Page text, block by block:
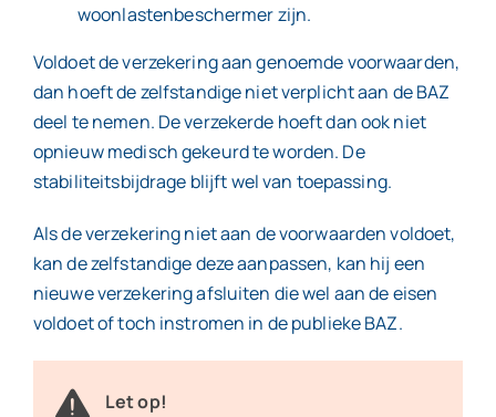
woonlastenbeschermer zijn.
Voldoet de verzekering aan genoemde voorwaarden,
dan hoeft de zelfstandige niet verplicht aan de BAZ
deel te nemen. De verzekerde hoeft dan ook niet
opnieuw medisch gekeurd te worden. De
stabiliteitsbijdrage blijft wel van toepassing.
Als de verzekering niet aan de voorwaarden voldoet,
kan de zelfstandige deze aanpassen, kan hij een
nieuwe verzekering afsluiten die wel aan de eisen
voldoet of toch instromen in de publieke BAZ.
Let op!